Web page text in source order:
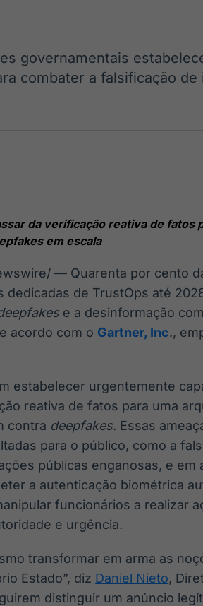
governamentais
combater a falsificação
da verificação reativa de fatos
em escala
— Quarenta por cento
de TrustOps até
e a desinformação
acordo com o Gartner, Inc.,
estabelecer urgentemente
reativa de fatos para uma
contra deepfakes. Essas
para o público, como a
públicas enganosas, e em
a autenticação biométrica
funcionários a realizar
e urgência.
transformar em arma as
Estado”, diz Daniel Nieto,
distinguir um anúncio